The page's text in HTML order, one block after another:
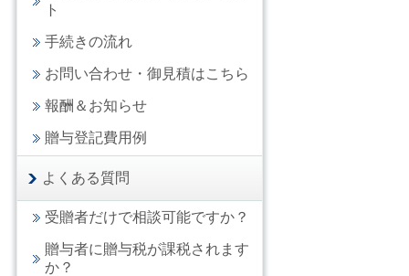
ト
手続きの流れ
お問い合わせ・御見積はこちら
報酬＆お知らせ
贈与登記費用例
よくある質問
受贈者だけで相談可能ですか？
贈与者に贈与税が課税されます
か？